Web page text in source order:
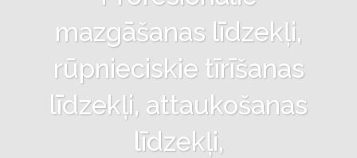
mazgāšanas līdzekļi,
rūpnieciskie tīrīšanas
līdzekļi, attaukošanas
līdzekļi,